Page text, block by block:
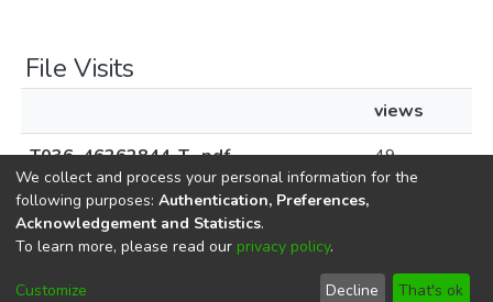
File Visits
views
T036_46262844_T_.pdf
49
DSpace softwarecopyright © 2002-2026
Cookie
End User
Send
We collect and process your personal information for the
following purposes: Authentication, Preferences,
Acknowledgement and Statistics.
To learn more, please read our privacy policy.
Customize Decline That's ok